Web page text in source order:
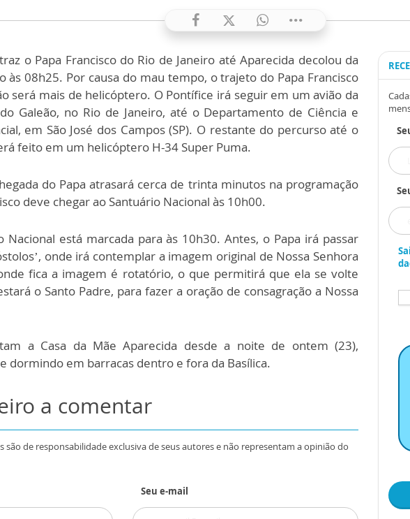
o Papa Francisco do Rio de Janeiro até Aparecida decolou da
às 08h25. Por causa do mau tempo, o trajeto do Papa Francisco
será mais de helicóptero. O Pontífice irá seguir em um avião da
Galeão, no Rio de Janeiro, até o Departamento de Ciência e
em São José dos Campos (SP). O restante do percurso até o
feito em um helicóptero H-34 Super Puma.
do Papa atrasará cerca de trinta minutos na programação
deve chegar ao Santuário Nacional às 10h00.
Nacional está marcada para às 10h30. Antes, o Papa irá passar
onde irá contemplar a imagem original de Nossa Senhora
fica a imagem é rotatório, o que permitirá que ela se volte
o Santo Padre, para fazer a oração de consagração a Nossa
a Casa da Mãe Aparecida desde a noite de ontem (23),
dormindo em barracas dentro e fora da Basílica.
a comentar
são de responsabilidade exclusiva de seus autores e não representam a opinião do
Seu e-mail